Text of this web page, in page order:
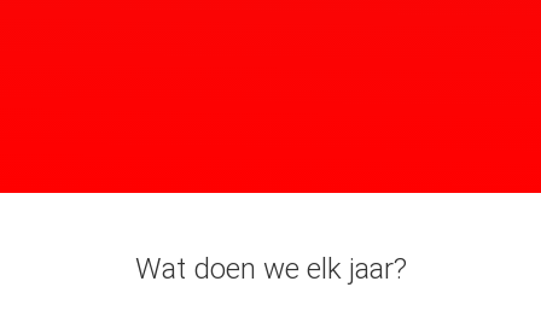
Wat doen we elk jaar?